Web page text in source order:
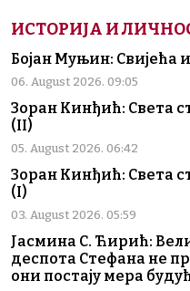
ИСТОРИЈА И
Бојан Муњин: Свијећа
06. August 2026. 09:05
Зоран Кинђић: Света
(II)
05. August 2026. 06:42
Зоран Кинђић: Света
(I)
03. August 2026. 05:59
Јасмина С. Ћирић:
деспота Стефана не
они постају мера